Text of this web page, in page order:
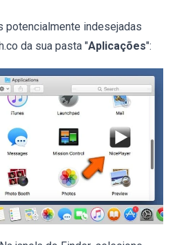
potencialmente indesejadas
da sua pasta "Aplicações":